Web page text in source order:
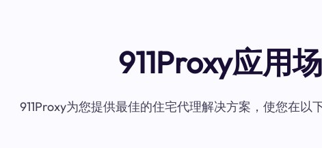
911Proxy应用
911Proxy为您提供最佳的住宅代理解决方案，使您在以